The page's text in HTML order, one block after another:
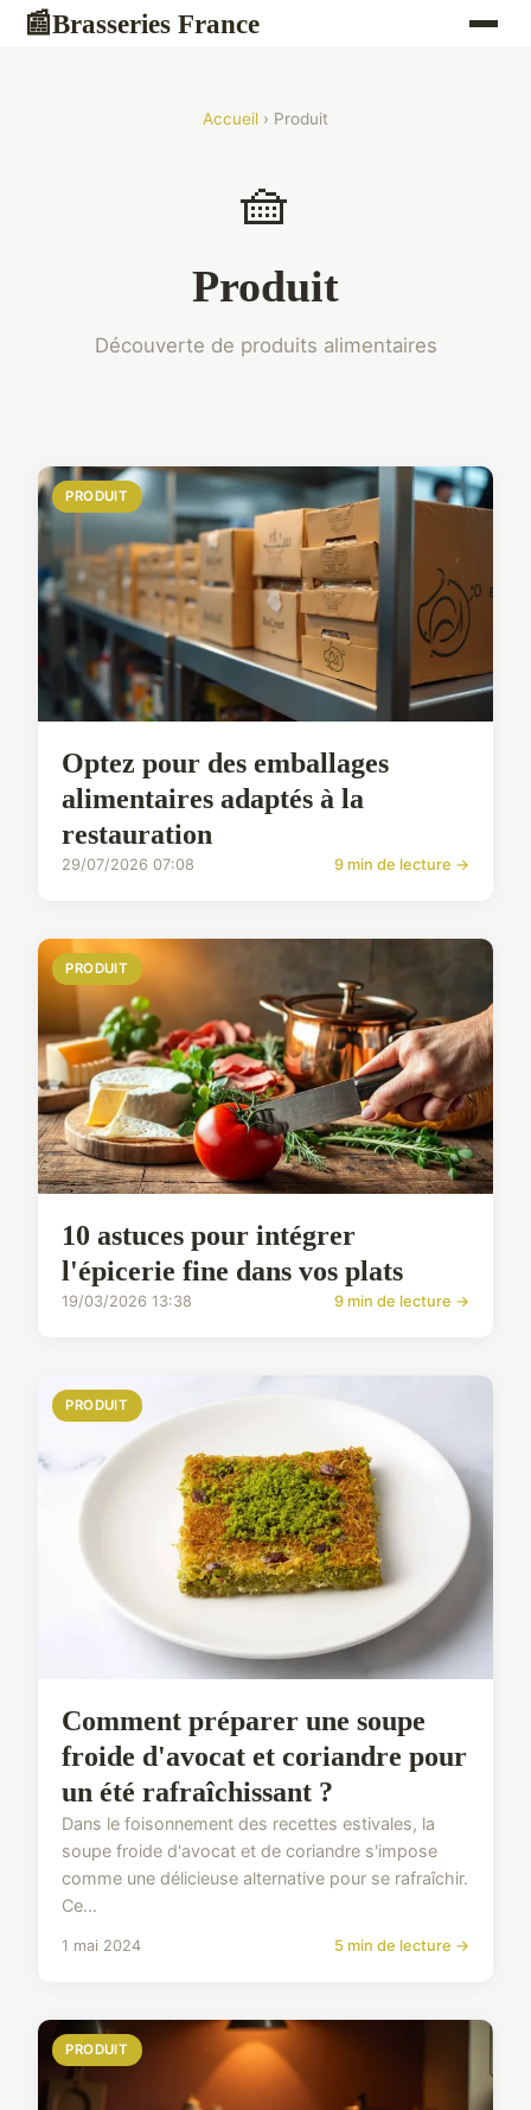
📰Brasseries France
Accueil › Produit
🧺
Produit
Découverte de produits alimentaires
PRODUIT
Optez pour des emballages
alimentaires adaptés à la
restauration
29/07/2026 07:08 9 min de lecture →
PRODUIT
10 astuces pour intégrer
l'épicerie fine dans vos plats
19/03/2026 13:38 9 min de lecture →
PRODUIT
Comment préparer une soupe
froide d'avocat et coriandre pour
un été rafraîchissant ?
Dans le foisonnement des recettes estivales, la
soupe froide d'avocat et de coriandre s'impose
comme une délicieuse alternative pour se rafraîchir.
Ce...
1 mai 2024 5 min de lecture →
PRODUIT